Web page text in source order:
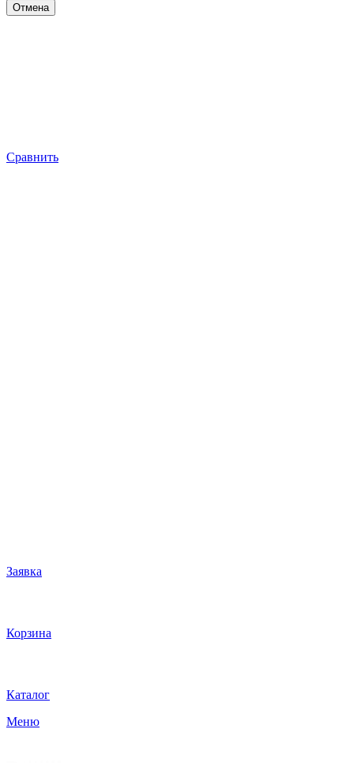
Отмена
Сравнить
Заявка
Корзина
Каталог
Меню